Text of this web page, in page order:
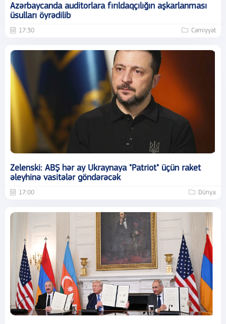
Azərbaycanda auditorlara fırıldaqçılığın aşkarlanması
üsulları öyrədilib
17:30 Cəmiyyət
Zelenski: ABŞ hər ay Ukraynaya "Patriot" üçün raket
əleyhinə vasitələr göndərəcək
17:00 Dünya